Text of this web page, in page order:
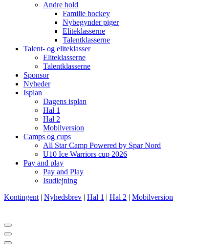
Andre hold
Familie hockey
Nybegynder piger
Eliteklasserne
Talentklasserne
Talent- og eliteklasser
Eliteklasserne
Talentklasserne
Sponsor
Nyheder
Isplan
Dagens isplan
Hal 1
Hal 2
Mobilversion
Camps og cups
All Star Camp Powered by Spar Nord
U10 Ice Warriors cup 2026
Pay and play
Pay and Play
Isudlejning
Kontingent | Nyhedsbrev | Hal 1 | Hal 2 | Mobilversion
Navigation
menu
Navigation
menu